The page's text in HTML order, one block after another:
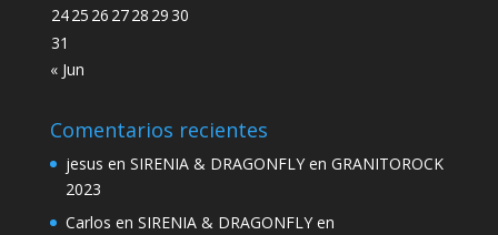
2425 26 2728 2930
31
« Jun
Comentarios recientes
jesus en SIRENIA & DRAGONFLY en GRANITOROCK
2023
Carlos en SIRENIA & DRAGONFLY en